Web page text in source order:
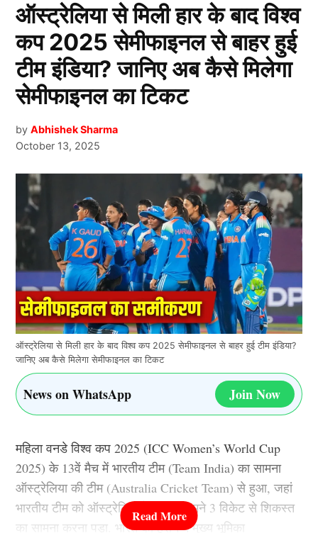
ऑस्ट्रेलिया से मिली हार के बाद विश्व
कप 2025 सेमीफाइनल से बाहर हुई
टीम इंडिया? जानिए अब कैसे मिलेगा
सेमीफाइनल का टिकट
by Abhishek Sharma
October 13, 2025
ऑस्ट्रेलिया से मिली हार के बाद विश्व कप 2025 सेमीफाइनल से बाहर हुई टीम इंडिया?
जानिए अब कैसे मिलेगा सेमीफाइनल का टिकट
News on WhatsApp Join Now
महिला वनडे विश्व कप 2025 (ICC Women’s World Cup
2025) के 13वें मैच में भारतीय टीम (Team India) का सामना
ऑस्ट्रेलिया की टीम (Australia Cricket Team) से हुआ, जहां
भारतीय टीम को ऑस्ट्रेलियाई टीम के सामने 3 विकेट से शिकस्त
का सामना करना पड़ा. भारत को हराने में मुख्य भूमिका